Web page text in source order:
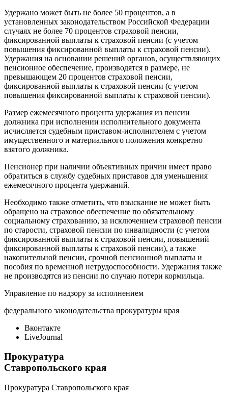
Удержано может быть не более 50 процентов, а в
установленных законодательством Российской Федерации
случаях не более 70 процентов страховой пенсии,
фиксированной выплаты к страховой пенсии (с учетом
повышения фиксированной выплаты к страховой пенсии).
Удержания на основании решений органов, осуществляющих
пенсионное обеспечение, производятся в размере, не
превышающем 20 процентов страховой пенсии,
фиксированной выплаты к страховой пенсии (с учетом
повышения фиксированной выплаты к страховой пенсии).
Размер ежемесячного процента удержания из пенсии
должника при исполнении исполнительного документа
исчисляется судебным приставом-исполнителем с учетом
имущественного и материального положения конкретно
взятого должника.
Пенсионер при наличии объективных причин имеет право
обратиться в службу судебных приставов для уменьшения
ежемесячного процента удержаний.
Необходимо также отметить, что взыскание не может быть
обращено на страховое обеспечение по обязательному
социальному страхованию, за исключением страховой пенсии
по старости, страховой пенсии по инвалидности (с учетом
фиксированной выплаты к страховой пенсии, повышений
фиксированной выплаты к страховой пенсии), а также
накопительной пенсии, срочной пенсионной выплаты и
пособия по временной нетрудоспособности. Удержания также
не производятся из пенсии по случаю потери кормильца.
Управление по надзору за исполнением
федерального законодательства прокуратуры края
Вконтакте
LiveJournal
Прокуратура
Ставропольского края
Прокуратура Ставропольского края